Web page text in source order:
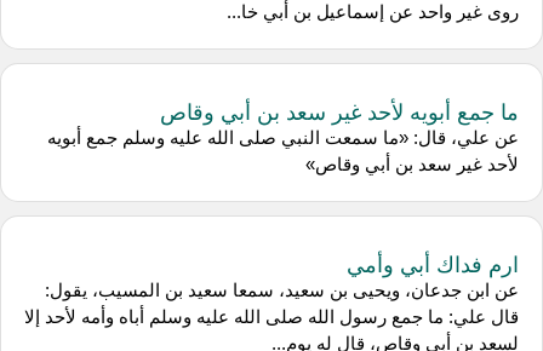
روى غير واحد عن إسماعيل بن أبي خا...
ما جمع أبويه لأحد غير سعد بن أبي وقاص
عن علي، قال: «ما سمعت النبي صلى الله عليه وسلم جمع أبويه
لأحد غير سعد بن أبي وقاص»
ارم فداك أبي وأمي
عن ابن جدعان، ويحيى بن سعيد، سمعا سعيد بن المسيب، يقول:
قال علي: ما جمع رسول الله صلى الله عليه وسلم أباه وأمه لأحد إلا
لسعد بن أبي وقاص، قال له يوم...